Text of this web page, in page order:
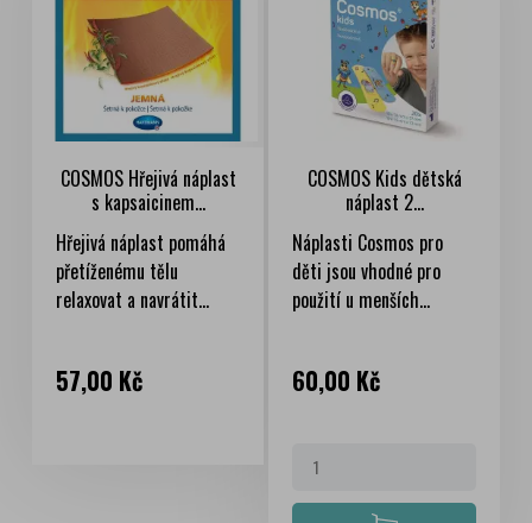
COSMOS Hřejivá náplast
s kapsaicinem...
Hřejivá náplast pomáhá
přetíženému tělu
relaxovat a navrátit...
Cena
57,00 Kč
COSMOS Kids dětská
náplast 2...
Náplasti Cosmos pro
děti jsou vhodné pro
použití u menších...
Cena
60,00 Kč